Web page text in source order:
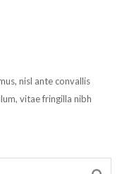
nisl ante convallis
vitae fringilla nibh